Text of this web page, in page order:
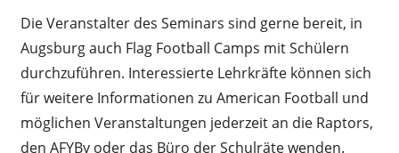
Die Veranstalter des Seminars sind gerne bereit, in
Augsburg auch Flag Football Camps mit Schülern
durchzuführen. Interessierte Lehrkräfte können sich
für weitere Informationen zu American Football und
möglichen Veranstaltungen jederzeit an die Raptors,
den AFYBy oder das Büro der Schulräte wenden.